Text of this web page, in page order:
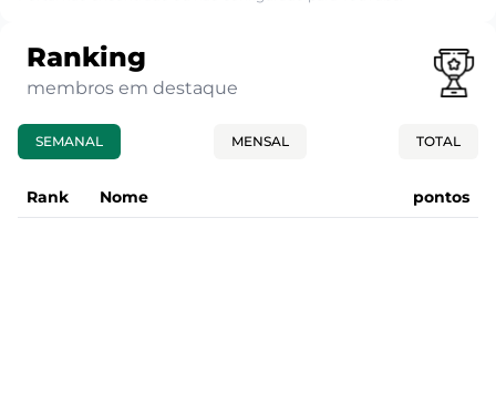
Ranking
membros em destaque
SEMANAL MENSAL TOTAL
Rank Nome pontos